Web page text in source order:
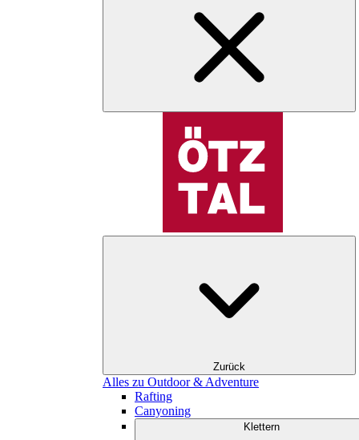
Zurück
Alles zu Outdoor & Adventure
Rafting
Canyoning
Klettern